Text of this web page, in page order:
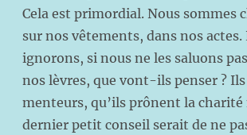
Cela est primordial. Nous sommes
sur nos vêtements, dans nos
ignorons, si nous ne les saluons
nos lèvres, que vont-ils penser ?
menteurs, qu’ils prônent la
dernier petit conseil serait de ne